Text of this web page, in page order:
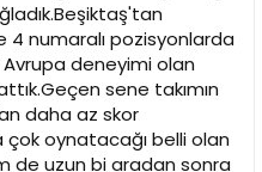
numaralı pozisyonlarda
deneyimi olan
sene takımın
daha az skor
çok oynatacağı belli olan
de uzun bi aradan sonra